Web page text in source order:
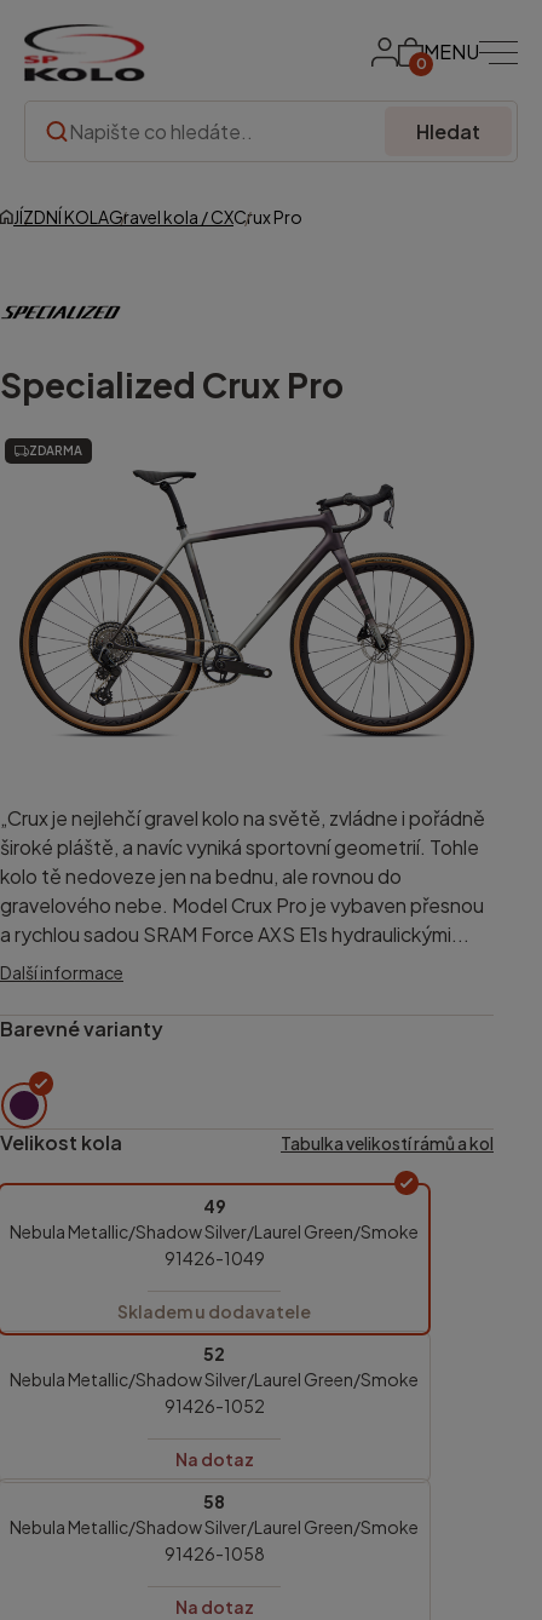
0MENU
Hledat
JÍZDNÍ KOLAGravel kola / CXCrux Pro
Specialized Crux Pro
ZDARMA
„Crux je nejlehčí gravel kolo na světě, zvládne i pořádně
široké pláště, a navíc vyniká sportovní geometrií. Tohle
kolo tě nedoveze jen na bednu, ale rovnou do
gravelového nebe. Model Crux Pro je vybaven přesnou
a rychlou sadou SRAM Force AXS E1s hydraulickými...
Další informace
Barevné varianty
Velikost kola Tabulka velikostí rámů a kol
49
Nebula Metallic/Shadow Silver/Laurel Green/Smoke
91426-1049
Skladem u dodavatele
52
Nebula Metallic/Shadow Silver/Laurel Green/Smoke
91426-1052
Na dotaz
58
Nebula Metallic/Shadow Silver/Laurel Green/Smoke
91426-1058
Na dotaz